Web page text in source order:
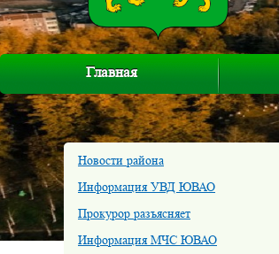
Главная
Новости района
Информация УВД ЮВАО
Прокурор разъясняет
Информация МЧС ЮВАО